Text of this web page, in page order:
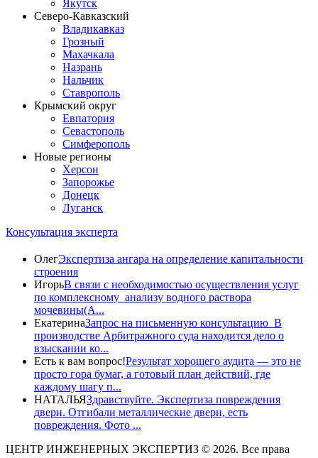
Якутск
Северо-Кавказский
Владикавказ
Грозный
Махачкала
Назрань
Нальчик
Ставрополь
Крымский округ
Евпатория
Севастополь
Симферополь
Новые регионы
Херсон
Запорожье
Донецк
Луганск
Консультация эксперта
ОлегЭкспертиза ангара на определение капитальности
строения
ИгорьВ связи с необходимостью осуществления услуг
по комплексному анализу водного раствора
мочевины(A...
ЕкатеринаЗапрос на письменную консультацию В
производстве Арбитражного суда находится дело о
взыскании ко...
Есть к вам вопрос!Результат хорошего аудита — это не
просто гора бумаг, а готовый план действий, где
каждому шагу п...
НАТАЛЬЯЗдравствуйте. Экспертиза повреждения
двери. Отгибали металлические двери, есть
повреждения. Фото ...
ЦЕНТР ИНЖЕНЕРНЫХ ЭКСПЕРТИЗ © 2026. Все права